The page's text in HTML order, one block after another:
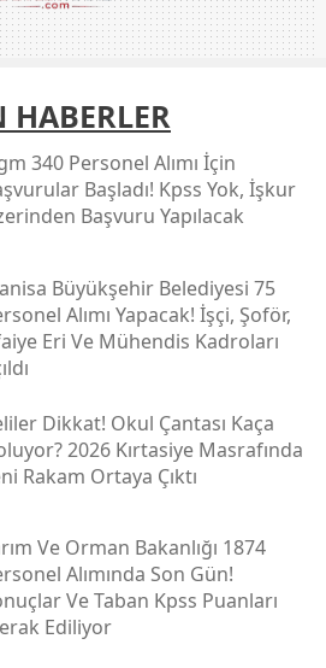
HABERLER
340 Personel Alımı İçin
Başladı! Kpss Yok, İşkur
Başvuru Yapılacak
Büyükşehir Belediyesi 75
Alımı Yapacak! İşçi, Şoför,
Eri Ve Mühendis Kadroları
Dikkat! Okul Çantası Kaça
2026 Kırtasiye Masrafında
Rakam Ortaya Çıktı
Ve Orman Bakanlığı 1874
Alımında Son Gün!
Ve Taban Kpss Puanları
Ediliyor